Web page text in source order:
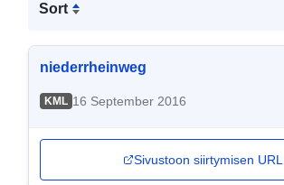
Sort
niederrheinweg
KML 16 September 2016
Sivustoon siirtymisen URL